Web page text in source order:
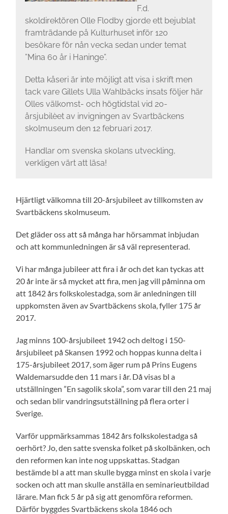
F.d.
skoldirektören Olle Flodby gjorde ett bejublat
framträdande på Kulturhuset inför 120
besökare för nån vecka sedan under temat
”Mina 60 år i Haninge”.
Detta kåseri är inte möjligt att visa i skrift men
tack vare Gillets Ulla Wahlbäcks insats följer här
Olles välkomst- och högtidstal vid 20-
årsjubilèet av invigningen av Svartbäckens
skolmuseum den 12 februari 2017.
Handlar om svenska skolans utveckling,
verkligen värt att läsa!
Hjärtligt välkomna till 20-årsjubileet av tillkomsten av
Svartbäckens skolmuseum.
Det gläder oss att så många har hörsammat inbjudan
och att kommunledningen är så väl representerad.
Vi har många jubileer att fira i år och det kan tyckas att
20 år inte är så mycket att fira, men jag vill påminna om
att 1842 års folkskolestadga, som är anledningen till
uppkomsten även av Svartbäckens skola, fyller 175 år
2017.
Jag minns 100-årsjubileet 1942 och deltog i 150-
årsjubileet på Skansen 1992 och hoppas kunna delta i
175-årsjubileet 2017, som äger rum på Prins Eugens
Waldemarsudde den 11 mars i år. Då visas bl a
utställningen ”En sagolik skola”, som varar till den 21 maj
och sedan blir vandringsutställning på flera orter i
Sverige.
Varför uppmärksammas 1842 års folkskolestadga så
oerhört? Jo, den satte svenska folket på skolbänken, och
den reformen kan inte nog uppskattas. Stadgan
bestämde bl a att man skulle bygga minst en skola i varje
socken och att man skulle anställa en seminarieutbildad
lärare. Man fick 5 år på sig att genomföra reformen.
Därför byggdes Svartbäckens skola 1846 och